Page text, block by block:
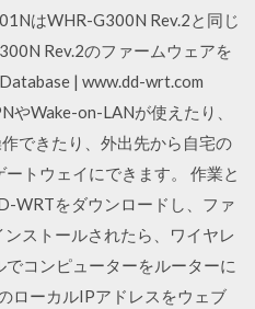
はWHR-G300N Rev.2と同じ
Rev.2のファームウェアを
| www.dd-wrt.com
やWake-on-LANが使えたり、
できたり、外出先から自宅の
トウェイにできます。 作業と
WRTをダウンロードし、ファ
ストールされたら、ワイヤレ
コンピューターをルーターに
ローカルIPアドレスをウェブ